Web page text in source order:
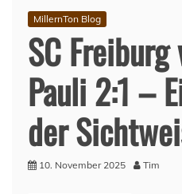
MillernTon Blog
SC Freiburg
Pauli 2:1 –
der
10. November 2025 Tim